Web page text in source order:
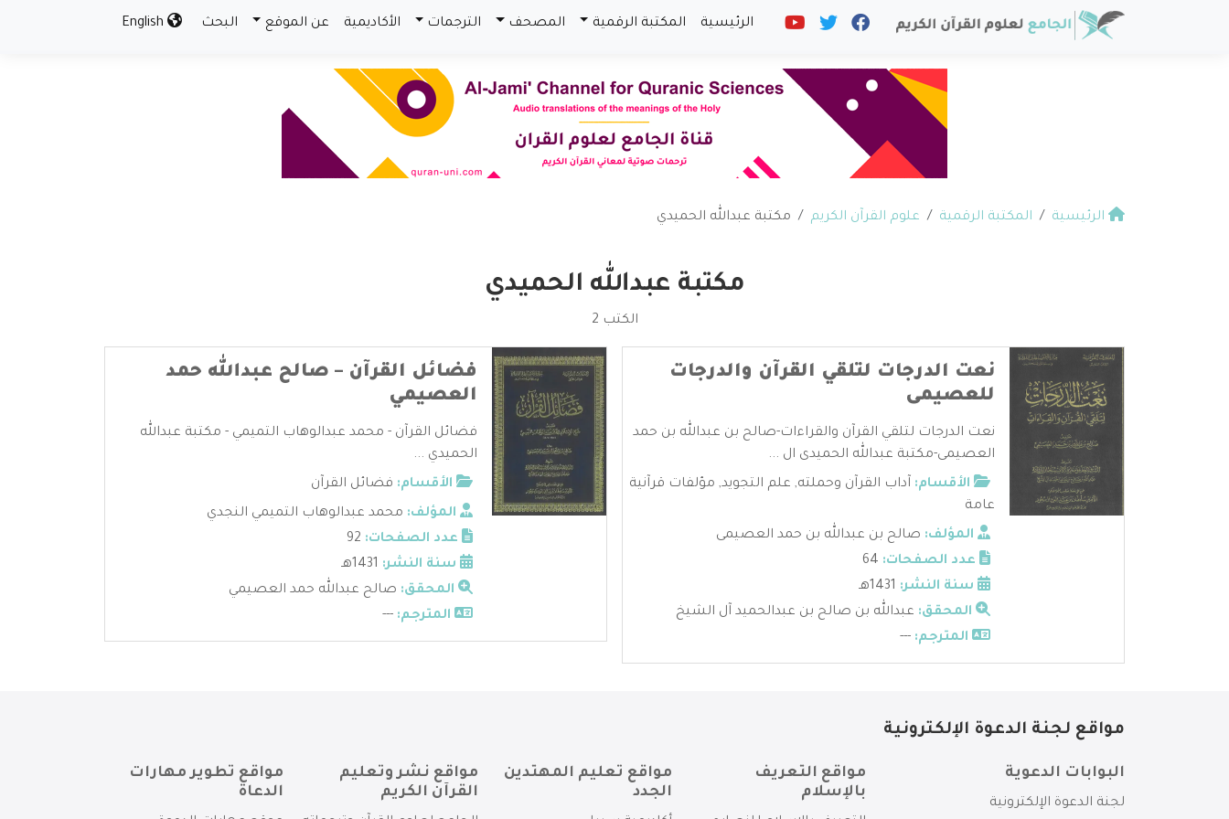
الرئيسية المكتبة الرقمية المصحف الترجمات الأكاديمية عن الموقع البحث
الرئيسية المكتبة الرقمية علوم القرآن الكريم مكتبة عبدالله الحميدي
مكتبة عبدالله الحميدي
الكتب 2
نعت الدرجات لتلقي القرآن والدرجات
للعصيمى
نعت الدرجات لتلقي القرآن والقراءات-صالح بن عبدالله بن حمد
العصيمى-مكتبة عبدالله الحميدى ال ...
الأقسام: آداب القرآن وحملته, علم التجويد, مؤلفات قرآنية
عامة
المؤلف: صالح بن عبدالله بن حمد العصيمى
عدد الصفحات:
سنة النشر:
المحقق: عبدالله بن صالح بن عبدالحميد آل الشيخ
المترجم: ---
فضائل القرآن – صالح عبدالله حمد
العصيمي
فضائل القرآن - محمد عبدالوهاب التميمي - مكتبة عبدالله
الحميدي ...
الأقسام: فضائل القرآن
المؤلف: محمد عبدالوهاب التميمي النجدي
عدد الصفحات:
سنة النشر:
المحقق: صالح عبدالله حمد العصيمي
المترجم: ---
مواقع لجنة الدعوة الإلكترونية
البوابات الدعوية
لجنة الدعوة الإلكترونية
مواقع التعريف
بالإسلام
مواقع تعليم المهتدين
الجدد
مواقع نشر وتعليم
القرآن الكريم
مواقع تطوير مهارات
الدعاة